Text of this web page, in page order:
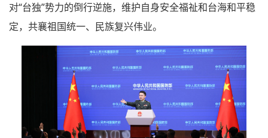
对“台独”势力的倒行逆施，维护自身安全福祉和台海和平稳
定，共襄祖国统一、民族复兴伟业。